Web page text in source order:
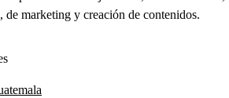
de marketing y creación de contenidos.